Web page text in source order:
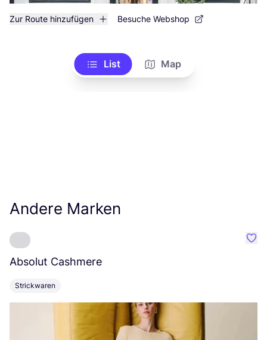
Zur Route hinzufügen Besuche Webshop
List Map
Andere Marken
Absolut Cashmere
Strickwaren